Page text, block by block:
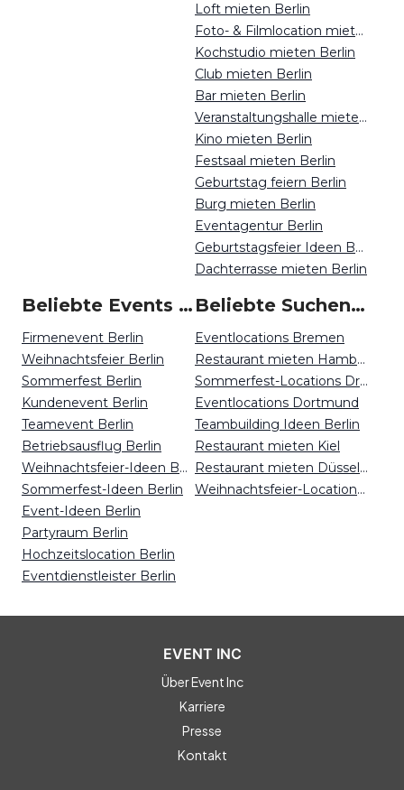
Loft mieten Berlin
Foto- & Filmlocation mieten Berlin
Kochstudio mieten Berlin
Club mieten Berlin
Bar mieten Berlin
Veranstaltungshalle mieten Berlin
Kino mieten Berlin
Festsaal mieten Berlin
Geburtstag feiern Berlin
Burg mieten Berlin
Eventagentur Berlin
Geburtstagsfeier Ideen Berlin
Dachterrasse mieten Berlin
Beliebte Events in Berlin
Firmenevent Berlin
Weihnachtsfeier Berlin
Sommerfest Berlin
Kundenevent Berlin
Teamevent Berlin
Betriebsausflug Berlin
Weihnachtsfeier-Ideen Berlin
Sommerfest-Ideen Berlin
Event-Ideen Berlin
Partyraum Berlin
Hochzeitslocation Berlin
Eventdienstleister Berlin
Beliebte Suchen auf Event Inc
Eventlocations Bremen
Restaurant mieten Hamburg
Sommerfest-Locations Dresden
Eventlocations Dortmund
Teambuilding Ideen Berlin
Restaurant mieten Kiel
Restaurant mieten Düsseldorf
Weihnachtsfeier-Locations Mainz
EVENT INC
Über Event Inc
Karriere
Presse
Kontakt